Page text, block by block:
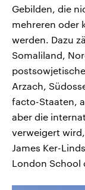
Gebilden, die
mehreren oder
werden. Dazu
Somaliland,
Arzach,
facto-Staaten,
aber die
verweigert
James Ker-
London School